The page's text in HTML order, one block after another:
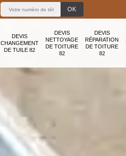
DEVIS
CHANGEMENT
DE TUILE 82
DEVIS
NETTOYAGE
DE TOITURE
82
DEVIS
RÉPARATION
DE TOITURE
82